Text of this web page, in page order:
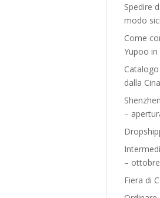
Spedire
modo
Come
Yupoo in
dalla
–
–
Fiera di